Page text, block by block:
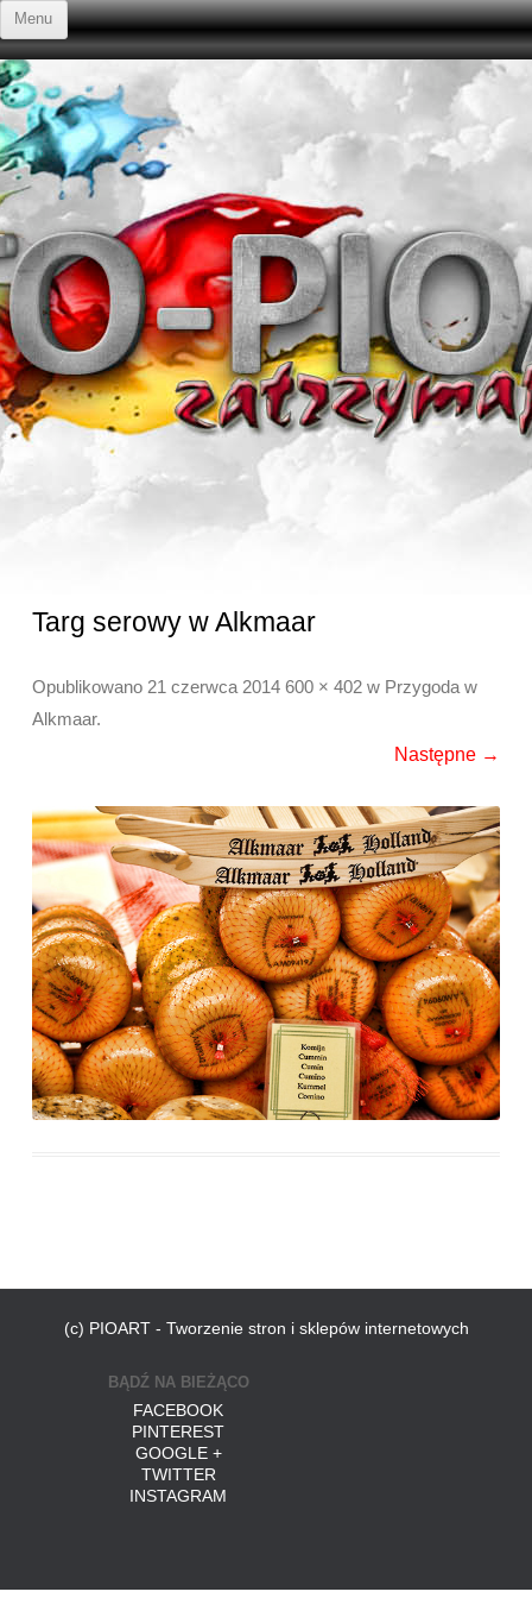
Menu
Przejdź do treści
Targ serowy w Alkmaar
Opublikowano 21 czerwca 2014 600 × 402 w Przygoda w
Alkmaar.
Następne →
(c) PIOART - Tworzenie stron i sklepów internetowych
BĄDŹ NA BIEŻĄCO
FACEBOOK
PINTEREST
GOOGLE +
TWITTER
INSTAGRAM